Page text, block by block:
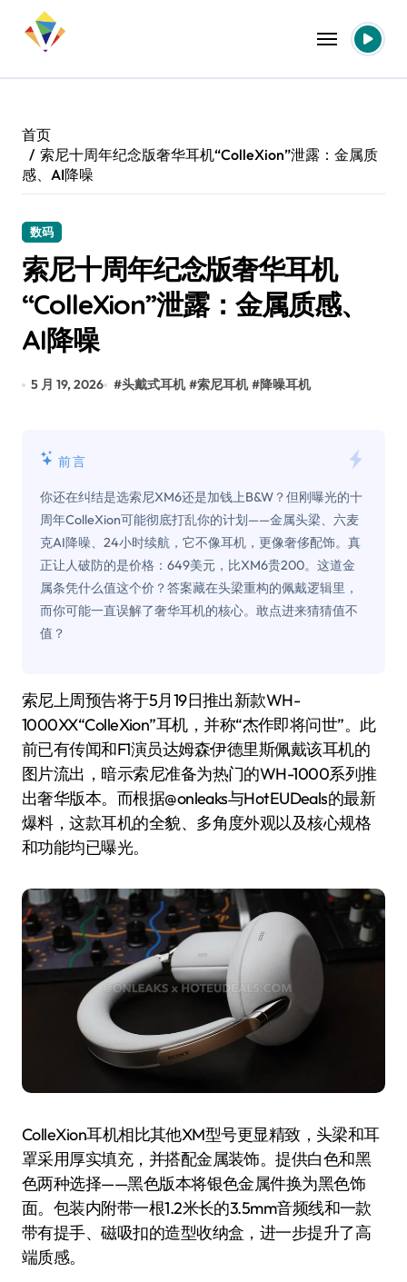
首页
索尼十周年纪念版奢华耳机“ColleXion”泄露：金属质
感、AI降噪
数码
索尼十周年纪念版奢华耳机
“ColleXion”泄露：金属质感、
AI降噪
5 月 19, 2026 #头戴式耳机 #索尼耳机 #降噪耳机
前言
你还在纠结是选索尼XM6还是加钱上B&W？但刚曝光的十
周年ColleXion可能彻底打乱你的计划——金属头梁、六麦
克AI降噪、24小时续航，它不像耳机，更像奢侈配饰。真
正让人破防的是价格：649美元，比XM6贵200。这道金
属条凭什么值这个价？答案藏在头梁重构的佩戴逻辑里，
而你可能一直误解了奢华耳机的核心。敢点进来猜猜值不
值？
索尼上周预告将于5月19日推出新款WH-
1000XX“ColleXion”耳机，并称“杰作即将问世”。此
前已有传闻和F1演员达姆森·伊德里斯佩戴该耳机的
图片流出，暗示索尼准备为热门的WH-1000系列推
出奢华版本。而根据@onleaks与HotEUDeals的最新
爆料，这款耳机的全貌、多角度外观以及核心规格
和功能均已曝光。
ColleXion耳机相比其他XM型号更显精致，头梁和耳
罩采用厚实填充，并搭配金属装饰。提供白色和黑
色两种选择——黑色版本将银色金属件换为黑色饰
面。包装内附带一根1.2米长的3.5mm音频线和一款
带有提手、磁吸扣的造型收纳盒，进一步提升了高
端质感。